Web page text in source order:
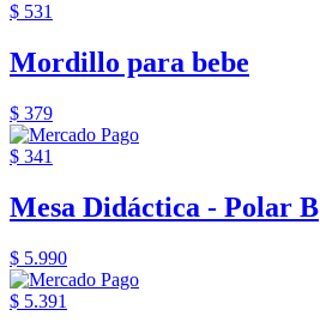
$ 531
Mordillo para bebe
$ 379
$ 341
Mesa Didáctica - Polar B
$ 5.990
$ 5.391